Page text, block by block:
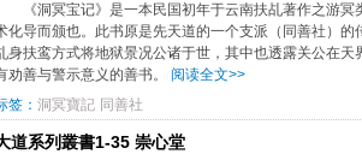
《洞冥宝记》是一本民国初年于云南扶乩著作之游
化导而颁也。此书原是先天道的一个支派（同善社）
身扶鸾方式将地狱景况公诸于世，其中也透露关公在
劝善与警示意义的善书。 阅读全文>>
签： 洞冥寶記 同善社
道系列叢書1-35 崇心堂